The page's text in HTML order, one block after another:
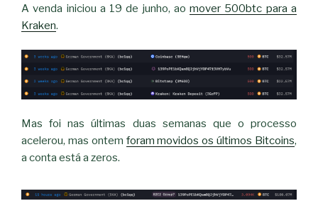
A venda iniciou a 19 de junho, aomover 500btc para a
Kraken.
Mas foi nas últimas duas semanas que o processo
acelerou, mas ontem foram movidos os últimos Bitcoins,
a conta está a zeros.